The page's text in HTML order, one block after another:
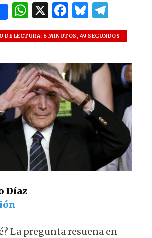
W
h
at
s
A
p
p
X F
a
c
e
b
o
o
k
B
lu
es
k
y
el
e
g
ra
m
DE LECTURA: 6 MINUTOS, 49 SEGUNDOS
Díaz
La pregunta resuena en